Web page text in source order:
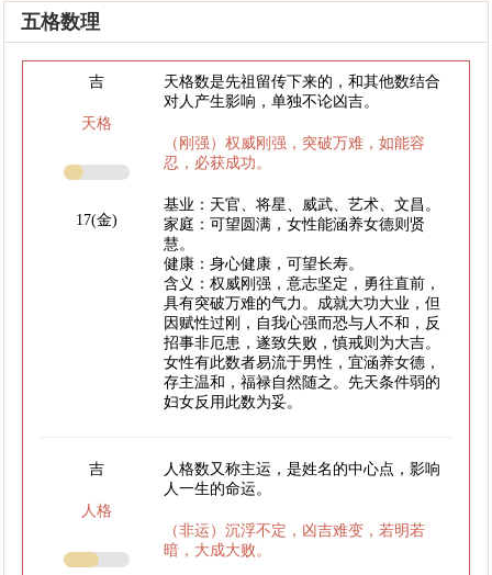
五格数理
吉
天格
17(金)
天格数是先祖留传下来的，和其他数结合
对人产生影响，单独不论凶吉。
（刚强）权威刚强，突破万难，如能容
忍，必获成功。
基业：天官、将星、威武、艺术、文昌。
家庭：可望圆满，女性能涵养女德则贤
慧。
健康：身心健康，可望长寿。
含义：权威刚强，意志坚定，勇往直前，
具有突破万难的气力。成就大功大业，但
因赋性过刚，自我心强而恐与人不和，反
招事非厄患，遂致失败，慎戒则为大吉。
女性有此数者易流于男性，宜涵养女德，
存主温和，福禄自然随之。先天条件弱的
妇女反用此数为妥。
吉
人格
人格数又称主运，是姓名的中心点，影响
人一生的命运。
（非运）沉浮不定，凶吉难变，若明若
暗，大成大败。